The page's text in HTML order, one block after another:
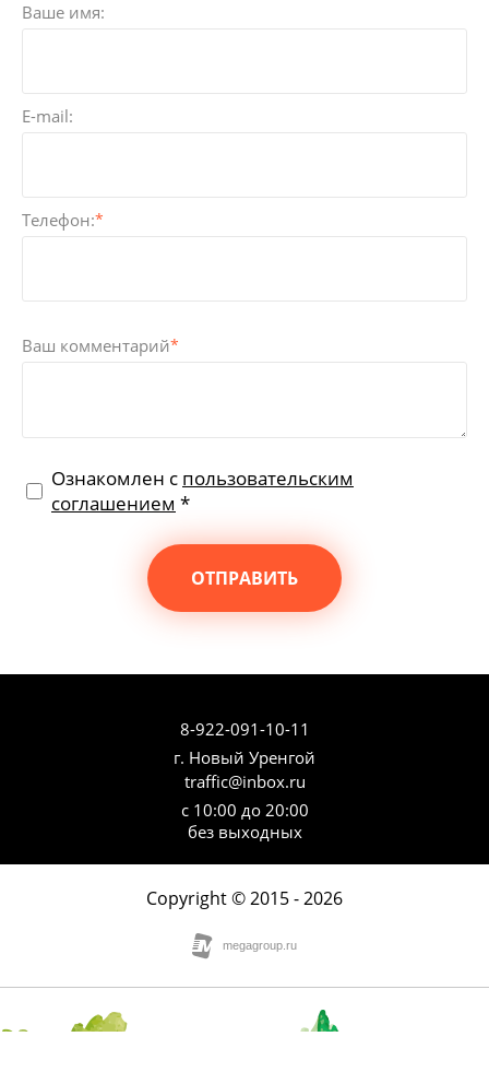
Ваше имя:
E-mail:
Телефон:*
Ваш комментарий*
Ознакомлен с пользовательским
соглашением *
ОТПРАВИТЬ
8-922-091-10-11
г. Новый Уренгой
traffic@inbox.ru
с 10:00 до 20:00
без выходных
Copyright © 2015 - 2026